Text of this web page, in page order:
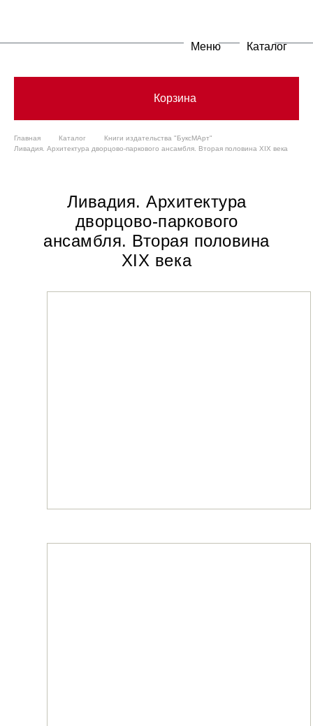
Меню Каталог
Корзина
Главная Каталог
Книги издательства "БуксМАрт"
Ливадия. Архитектура дворцово-паркового ансамбля. Вторая половина XIX века
Ливадия. Архитектура
дворцово-паркового
ансамбля. Вторая половина
XIX века